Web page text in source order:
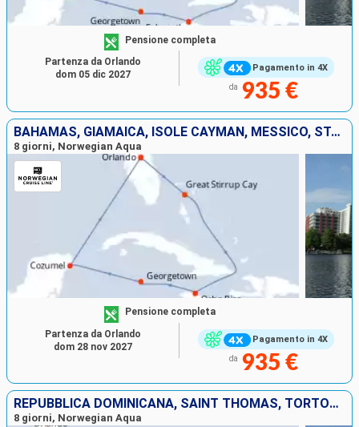
Pagamento in 4X
Pensione completa
da 935 €
Partenza da Orlando
dom 05 dic 2027
BAHAMAS, GIAMAICA, ISOLE CAYMAN, MESSICO, STATI UNITI
8 giorni, Norwegian Aqua
Pagamento in 4X
Pensione completa
da 935 €
Partenza da Orlando
dom 28 nov 2027
REPUBBLICA DOMINICANA, SAINT THOMAS, TORTOLA, BAHAMAS, STATI UNITI
8 giorni, Norwegian Aqua